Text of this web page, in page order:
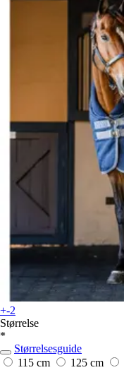
+-2
Størrelse
*
Størrelsesguide
115 cm
125 cm